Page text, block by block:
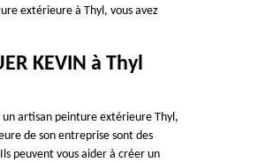
extérieure à Thyl, vous avez
KEVIN à Thyl
artisan peinture extérieure Thyl,
de son entreprise sont des
peuvent vous aider à créer un